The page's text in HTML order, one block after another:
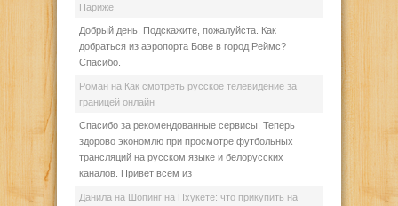
Париже
Добрый день. Подскажите, пожалуйста. Как
добраться из аэропорта Бове в город Реймс?
Спасибо.
Роман на Как смотреть русское телевидение за
границей онлайн
Спасибо за рекомендованные сервисы. Теперь
здорово экономлю при просмотре футбольных
трансляций на русском языке и белорусских
каналов. Привет всем из
Данила на Шопинг на Пхукете: что прикупить на